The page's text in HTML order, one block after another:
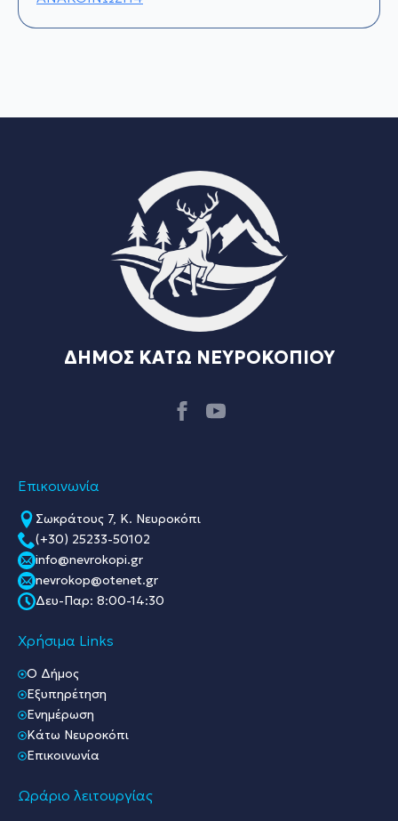
ΔΗΜΟΣ ΚΑΤΩ ΝΕΥΡΟΚΟΠΙΟΥ
Επικοινωνία
Σωκράτους 7, Κ. Νευροκόπι
(+30) 25233-50102
info@nevrokopi.gr
nevrokop@otenet.gr
Δευ-Παρ: 8:00-14:30
Χρήσιμα Links
O Δήμος
Εξυπηρέτηση
Ενημέρωση
Κάτω Νευροκόπι
Επικοινωνία
Ωράριο λειτουργίας